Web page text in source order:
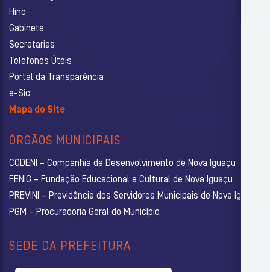
Hino
Gabinete
Secretarias
Telefones Úteis
Portal da Transparência
e-Sic
Mapa do Site
ÓRGÃOS MUNICIPAIS
CODENI – Companhia de Desenvolvimento de Nova Iguaçu
FENIG – Fundação Educacional e Cultural de Nova Iguaçu
PREVINI – Previdência dos Servidores Municipais de Nova Iguaçu
PGM – Procuradoria Geral do Município
SEDE DA PREFEITURA